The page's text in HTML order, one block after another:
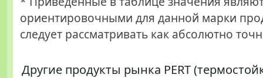
ориентировочными для данной марки
следует рассматривать как абсолютно
Другие продукты рынка PERT